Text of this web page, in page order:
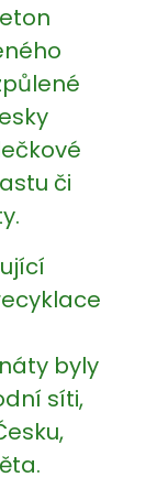
či
byly
síti,